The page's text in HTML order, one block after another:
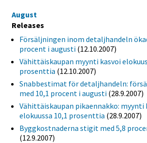
August
Releases
Försäljningen inom detaljhandeln
procent i augusti (12.10.2007)
Vähittäiskaupan myynti kasvoi
prosenttia (12.10.2007)
Snabbestimat för detaljhandeln:
med 10,1 procent i augusti (28.9.2007)
Vähittäiskaupan pikaennakko: myynti
elokuussa 10,1 prosenttia (28.9.2007)
Byggkostnaderna stigit med 5,8
(12.9.2007)